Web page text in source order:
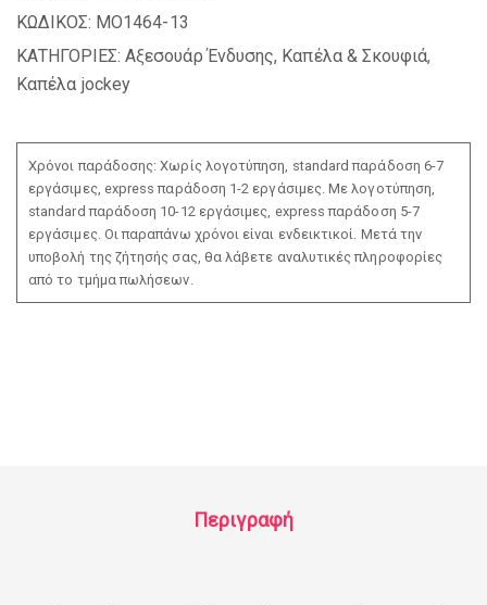
ΚΩΔΙΚΟΣ: MO1464-13
ΚΑΤΗΓΟΡΙΕΣ: Αξεσουάρ Ένδυσης, Καπέλα & Σκουφιά,
Καπέλα jockey
Χρόνοι παράδοσης: Χωρίς λογοτύπηση, standard παράδοση 6-7
εργάσιμες, express παράδοση 1-2 εργάσιμες. Με λογοτύπηση,
standard παράδοση 10-12 εργάσιμες, express παράδοση 5-7
εργάσιμες. Οι παραπάνω χρόνοι είναι ενδεικτικοί. Μετά την
υποβολή της ζήτησής σας, θα λάβετε αναλυτικές πληροφορίες
από το τμήμα πωλήσεων.
Περιγραφή